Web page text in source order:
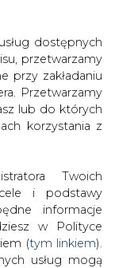
dostępnych
przetwarzamy
przy zakładaniu
Przetwarzamy
lub do których
korzystania z
Twoich
i podstawy
informacje
w Polityce
(tym linkiem).
usług mogą
/
Unimot
skomentuj
: